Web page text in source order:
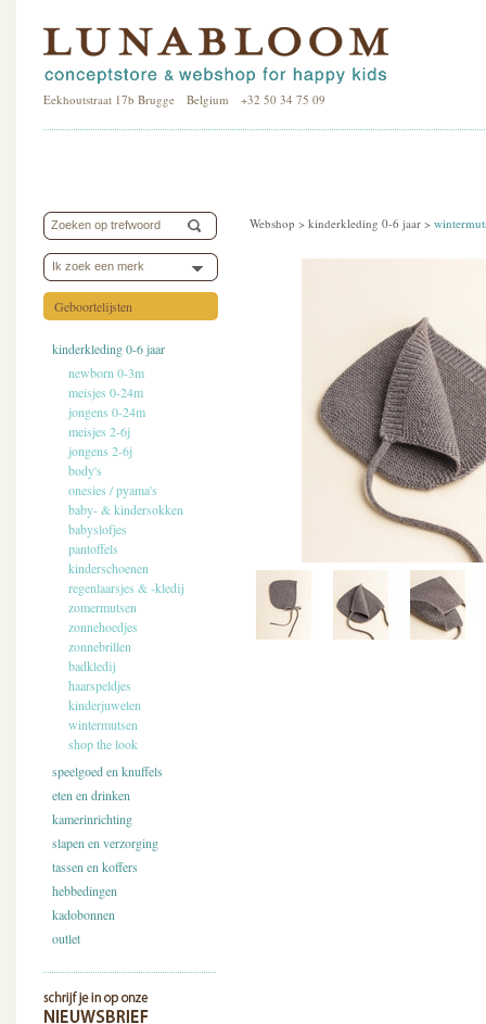
Eekhoutstraat 17b Brugge Belgium +32 50 34 75 09
Ik zoek een merk
Geboortelijsten
kinderkleding 0-6 jaar
newborn 0-3m
meisjes 0-24m
jongens 0-24m
meisjes 2-6j
jongens 2-6j
body's
onesies / pyama's
baby- & kindersokken
babyslofjes
pantoffels
kinderschoenen
regenlaarsjes & -kledij
zomermutsen
zonnehoedjes
zonnebrillen
badkledij
haarspeldjes
kinderjuwelen
wintermutsen
shop the look
speelgoed en knuffels
eten en drinken
kamerinrichting
slapen en verzorging
tassen en koffers
hebbedingen
kadobonnen
outlet
Webshop > kinderkleding 0-6 jaar >